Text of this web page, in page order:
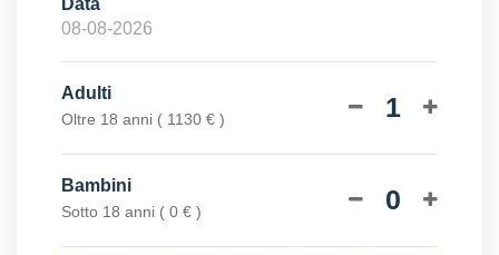
Adulti
Oltre 18 anni ( 1130 € ) 1
Bambini
Sotto 18 anni ( 0 € ) 0